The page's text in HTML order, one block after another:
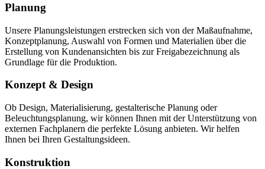
Planung
Unsere Planungsleistungen erstrecken sich von der Maßaufnahme,
Konzeptplanung, Auswahl von Formen und Materialien über die
Erstellung von Kundenansichten bis zur Freigabezeichnung als
Grundlage für die Produktion.
Konzept & Design
Ob Design, Materialisierung, gestalterische Planung oder
Beleuchtungsplanung, wir können Ihnen mit der Unterstützung von
externen Fachplanern die perfekte Lösung anbieten. Wir helfen
Ihnen bei Ihren Gestaltungsideen.
Konstruktion